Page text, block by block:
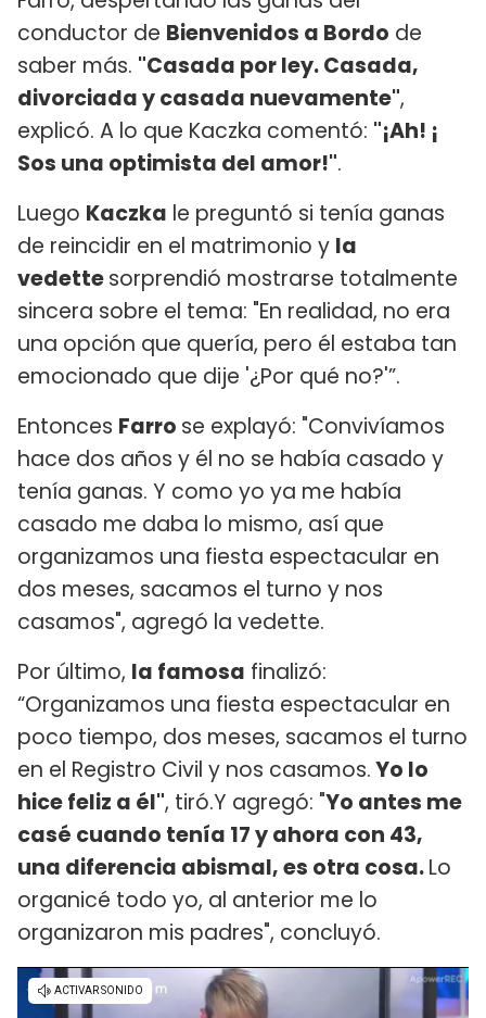
conductor de Bienvenidos a Bordo de
saber más. "Casada por ley. Casada,
divorciada y casada nuevamente",
explicó. A lo que Kaczka comentó: "¡Ah! ¡
Sos una optimista del amor!".
Luego Kaczka le preguntó si tenía ganas
de reincidir en el matrimonio y la
vedettesorprendió mostrarse totalmente
sincera sobre el tema: "En realidad, no era
una opción que quería, pero él estaba tan
emocionado que dije '¿Por qué no?'”.
Entonces Farro se explayó: "Convivíamos
hace dos años y él no se había casado y
tenía ganas. Y como yo ya me había
casado me daba lo mismo, así que
organizamos una fiesta espectacular en
dos meses, sacamos el turno y nos
casamos", agregó la vedette.
Por último, la famosa finalizó:
“Organizamos una fiesta espectacular en
poco tiempo, dos meses, sacamos el turno
en el Registro Civil y nos casamos.Yo lo
hice feliz a él", tiró.Y agregó: "Yo antes me
casé cuando tenía 17 y ahora con 43,
una diferencia abismal, es otra cosa.Lo
organicé todo yo, al anterior me lo
organizaron mis padres", concluyó.